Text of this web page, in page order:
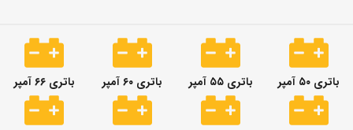
باتری ۵۰ آمپر باتری ۵۵ آمپر باتری ۶۰ آمپر باتری ۶۶ آمپر